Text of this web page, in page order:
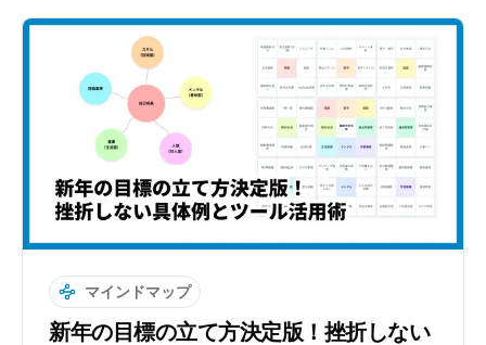
マインドマップ
新年の目標の立て方決定版！挫折しない